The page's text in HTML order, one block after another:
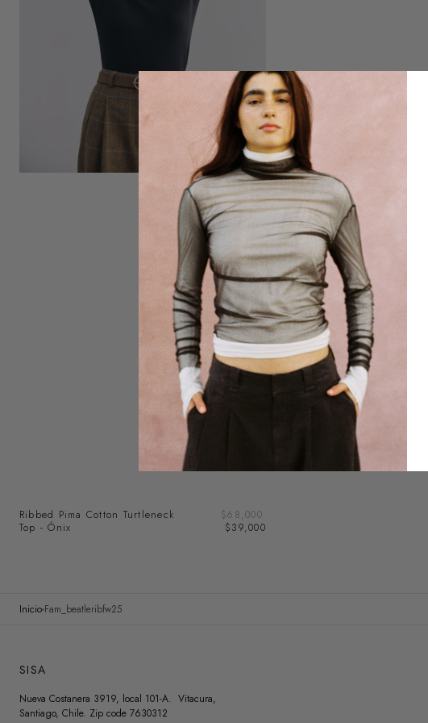
Ribbed Pima Cotton Turtleneck
Top - Ónix
Precio
regular
$68,000
de
$39,000
Inicio Fam_beatleribfw25
SISA
Nueva Costanera 3919, local 101-A. Vitacura,
Santiago, Chile. Zip code 7630312